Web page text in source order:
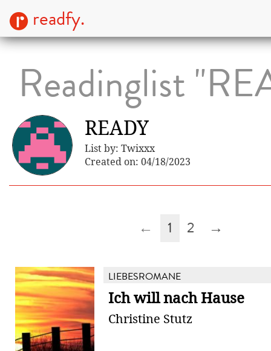
readfy.
Readinglist
READY
List by: Twixxx
Created on: 04/18/2023
← 1 2 →
LIEBESROMANE
Ich will nach Hause
Christine Stutz